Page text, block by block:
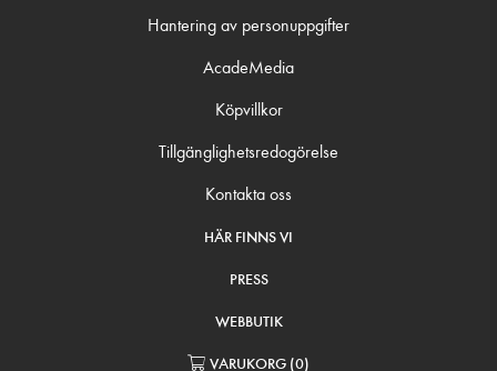
Hantering av personuppgifter
AcadeMedia
Köpvillkor
Tillgänglighetsredogörelse
Kontakta oss
HÄR FINNS VI
PRESS
WEBBUTIK
VARUKORG (0)